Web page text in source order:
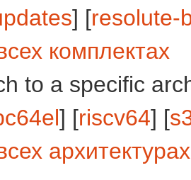
] [resolute-
комплектах
to a specific
] [riscv64] [
архитектурах